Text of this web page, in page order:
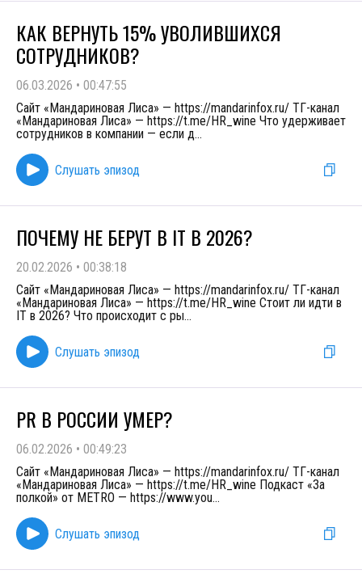
КАК ВЕРНУТЬ 15% УВОЛИВШИХСЯ
СОТРУДНИКОВ?
06.03.2026 • 00:47:55
Сайт «Мандариновая Лиса» — https://mandarinfox.ru/ ТГ-канал
«Мандариновая Лиса» — https://t.me/HR_wine Что удерживает
сотрудников в компании — если д...
Слушать эпизод
ПОЧЕМУ НЕ БЕРУТ В IT В 2026?
20.02.2026 • 00:38:18
Сайт «Мандариновая Лиса» — https://mandarinfox.ru/ ТГ-канал
«Мандариновая Лиса» — https://t.me/HR_wine Стоит ли идти в
IT в 2026? Что происходит с ры...
Слушать эпизод
PR В РОССИИ УМЕР?
06.02.2026 • 00:49:23
Сайт «Мандариновая Лиса» — https://mandarinfox.ru/ ТГ-канал
«Мандариновая Лиса» — https://t.me/HR_wine Подкаст «За
полкой» от METRO — https://www.you...
Слушать эпизод